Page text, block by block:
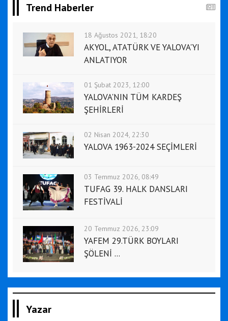
Trend Haberler
18 Ağustos 2021, 18:20
AKYOL, ATATÜRK VE YALOVA'YI
ANLATIYOR
01 Şubat 2023, 12:00
YALOVA'NIN TÜM KARDEŞ
ŞEHİRLERİ
02 Nisan 2024, 22:30
YALOVA 1963-2024 SEÇİMLERİ
03 Temmuz 2026, 08:49
TUFAG 39. HALK DANSLARI
FESTİVALİ
20 Temmuz 2026, 23:09
YAFEM 29.TÜRK BOYLARI
ŞÖLENİ ...
Yazar